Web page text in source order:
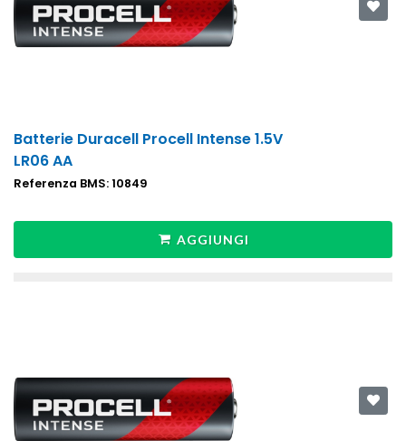
Batterie Duracell Procell Intense 1.5V
LR06 AA
Referenza BMS: 10849
AGGIUNGI